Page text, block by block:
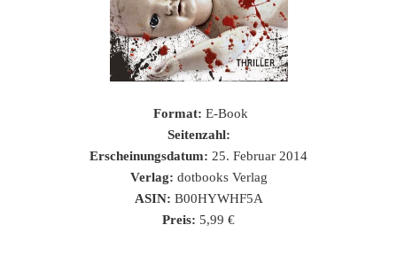
Format: E-Book
Seitenzahl:
Erscheinungsdatum: 25. Februar 2014
Verlag: dotbooks Verlag
ASIN: B00HYWHF5A
Preis: 5,99 €